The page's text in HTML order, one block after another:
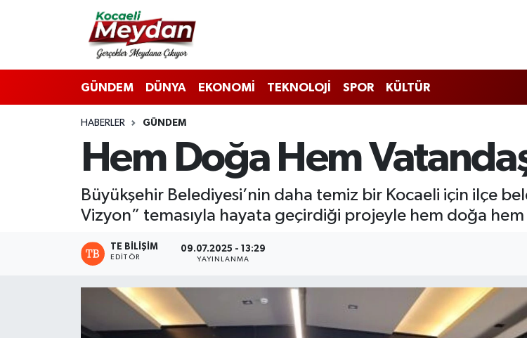
GÜNDEM DÜNYA EKONOMİ TEKNOLOJİ SPOR KÜLTÜR
HABERLER GÜNDEM
Hem Doğa Hem
Büyükşehir Belediyesi’nin daha temiz bir Kocaeli için ilçe
Vizyon” temasıyla hayata geçirdiği projeyle hem doğa
TE BILIŞIM
EDITÖR
09.07.2025 - 13:29
YAYINLANMA
Nöbetçi Eczaneler
Hava Durumu
Trafik Durumu
Süper Lig Puan Durumu ve Fikstür
Tüm Manşetler
Haber Arşivi